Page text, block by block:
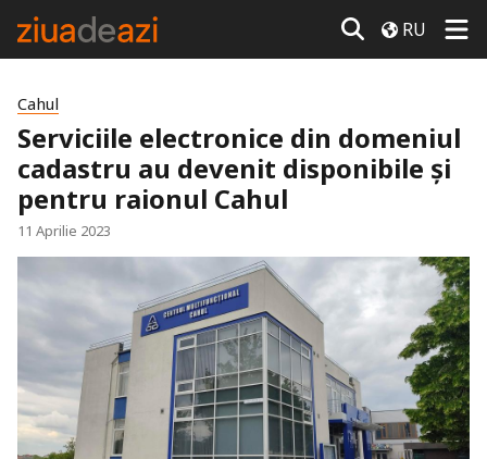
RU
Cahul
Serviciile electronice din domeniul
cadastru au devenit disponibile și
pentru raionul Cahul
11 Aprilie 2023